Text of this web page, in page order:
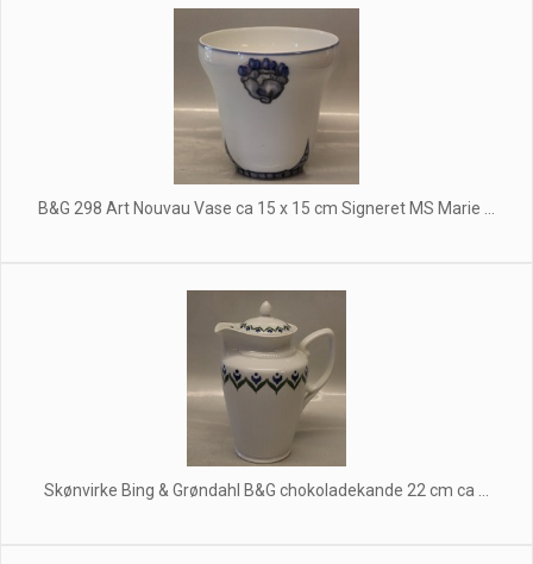
B&G 298 Art Nouvau Vase ca 15 x 15 cm Signeret MS Marie ...
Skønvirke Bing & Grøndahl B&G chokoladekande 22 cm ca ...